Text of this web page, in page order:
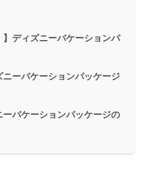
】ディズニーバケーションパ
ニーバケーションパッケージ
ーバケーションパッケージの